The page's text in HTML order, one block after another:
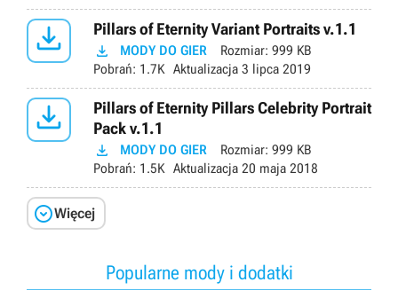
 Pillars of Eternity Variant Portraits v.1.1
 MODY DO GIER Rozmiar: 999 KB
Pobrań: 1.7K Aktualizacja 3 lipca 2019

Pillars of Eternity Pillars Celebrity Portrait
Pack v.1.1
 MODY DO GIER Rozmiar: 999 KB
Pobrań: 1.5K Aktualizacja 20 maja 2018
Więcej
Popularne mody i dodatki